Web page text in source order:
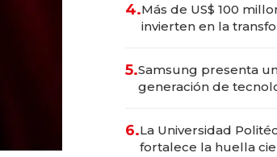
4.Más de US$ 100
invierten en la
5.Samsung presenta
generación de
6.La Universidad
fortalece la huella